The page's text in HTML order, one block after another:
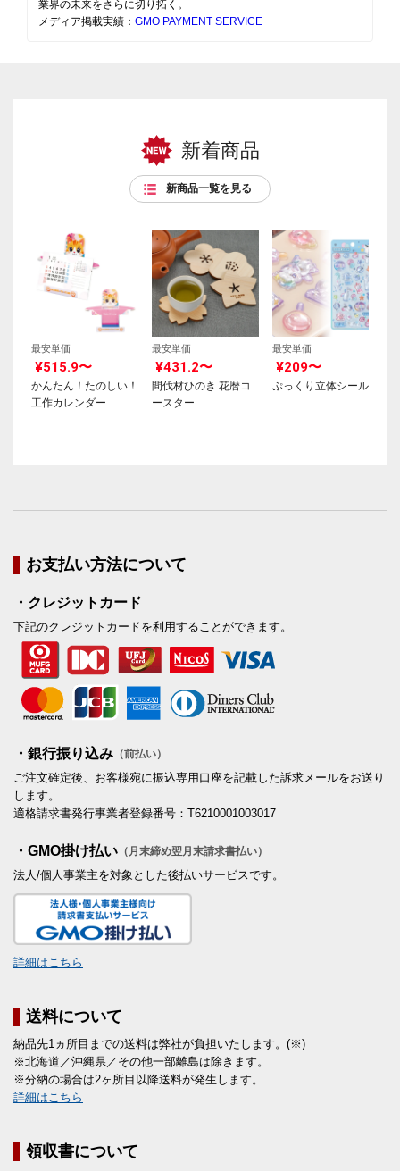
業界の未来をさらに切り拓く。
メディア掲載実績： GMO PAYMENT SERVICE
新着商品
新商品一覧を見る
最安単価
¥515.9〜
かんたん！たのしい！
工作カレンダー
最安単価
¥431.2〜
間伐材ひのき 花暦コ
ースター
最安単価
¥209〜
ぷっくり立体シール
お支払い方法について
・クレジットカード
下記のクレジットカードを利用することができます。
・銀行振り込み （前払い）
ご注文確定後、お客様宛に振込専用口座を記載した訴求メールをお送り
します。
適格請求書発行事業者登録番号：T6210001003017
・GMO掛け払い （月末締め翌月末請求書払い）
法人/個人事業主を対象とした後払いサービスです。
詳細はこちら
送料について
納品先1ヵ所目までの送料は弊社が負担いたします。(※)
※北海道／沖縄県／その他一部離島は除きます。
※分納の場合は2ヶ所目以降送料が発生します。
詳細はこちら
領収書について